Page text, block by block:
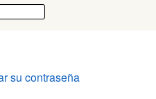
su contraseña